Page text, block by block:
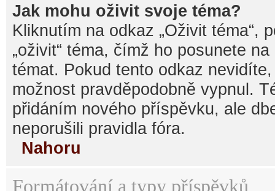
Jak mohu oživit svoje téma?
Kliknutím na odkaz „Oživit téma“,
„oživit“ téma, čímž ho posunete
témat. Pokud tento odkaz
možnost pravděpodobně vypnul.
přidáním nového příspěvku, ale
neporušili pravidla fóra.
Nahoru
Formátování a typy příspěvků